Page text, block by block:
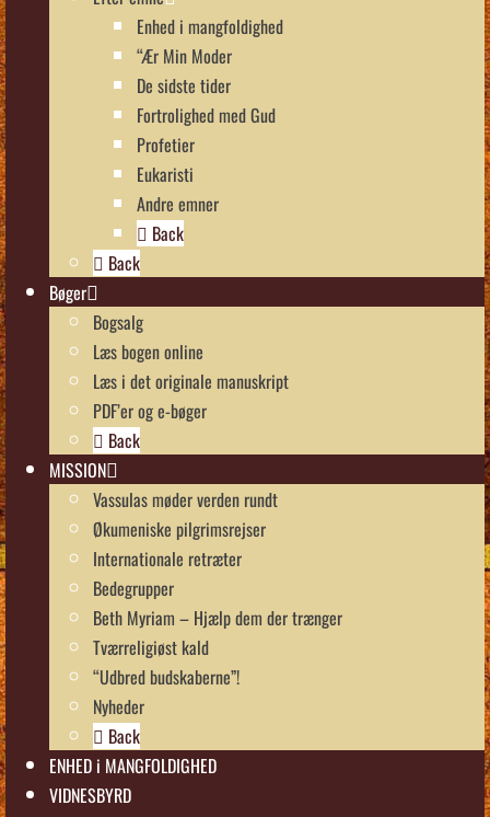
Enhed i mangfoldighed
“Ær Min Moder
De sidste tider
Fortrolighed med Gud
Profetier
Eukaristi
Andre emner
Back
Back
Bøger
Bogsalg
Læs bogen online
Læs i det originale manuskript
PDF’er og e-bøger
Back
MISSION
Vassulas møder verden rundt
Økumeniske pilgrimsrejser
Internationale retræter
Bedegrupper
Beth Myriam – Hjælp dem der trænger
Tværreligiøst kald
“Udbred budskaberne”!
Nyheder
Back
ENHED i MANGFOLDIGHED
VIDNESBYRD